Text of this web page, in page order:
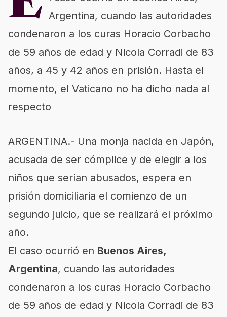
Argentina, cuando las autoridades
condenaron a los curas Horacio Corbacho
de 59 años de edad y Nicola Corradi de 83
años, a 45 y 42 años en prisión. Hasta el
momento, el Vaticano no ha dicho nada al
respecto
ARGENTINA.- Una monja nacida en Japón,
acusada de ser cómplice y de elegir a los
niños que serían abusados, espera en
prisión domiciliaria el comienzo de un
segundo juicio, que se realizará el próximo
año.
El caso ocurrió en Buenos Aires,
Argentina, cuando las autoridades
condenaron a los curas Horacio Corbacho
de 59 años de edad y Nicola Corradi de 83